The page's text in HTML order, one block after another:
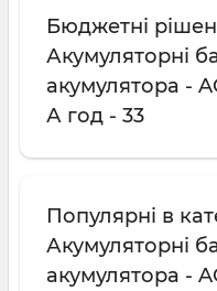
Бюджетні
Акумуляторні
акумулятора -
А год - 33
Популярні в
Акумуляторні
акумулятора -